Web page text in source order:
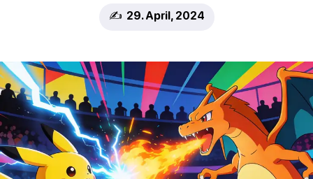
✍️ 29. April, 2024